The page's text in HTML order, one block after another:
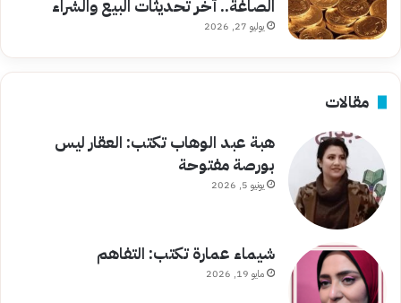
الصاغة.. آخر تحديثات البيع والشراء
يوليو 27, 2026
مقالات
هبة عبد الوهاب تكتب: العقار ليس
بورصة مفتوحة
يونيو 5, 2026
شيماء عمارة تكتب: التفاهم
مايو 19, 2026